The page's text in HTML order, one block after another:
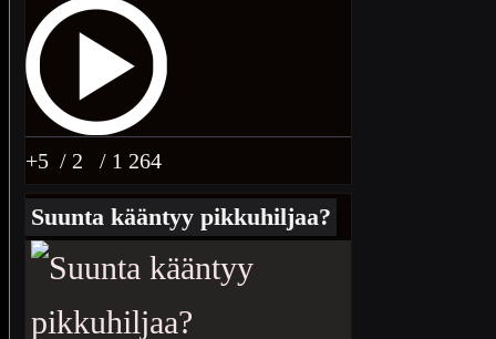
+5 / 2 / 1 264
Suunta kääntyy pikkuhiljaa?